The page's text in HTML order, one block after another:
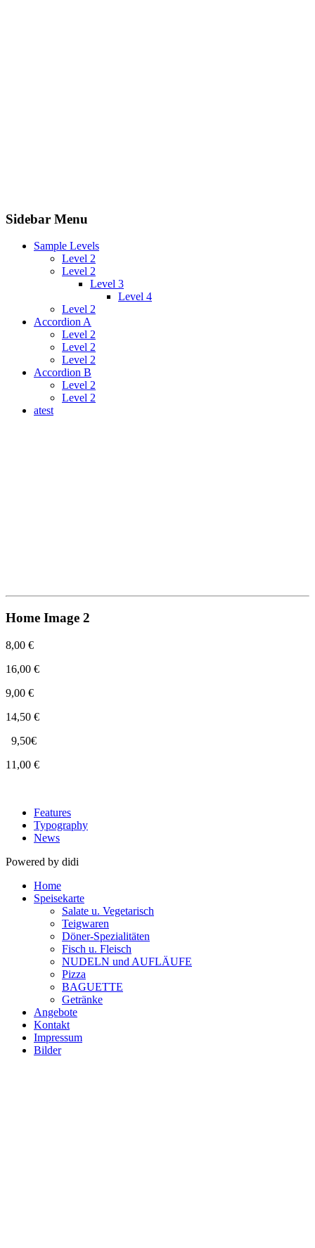
Sidebar Menu
Sample Levels
Level 2
Level 2
Level 3
Level 4
Level 2
Accordion A
Level 2
Level 2
Level 2
Accordion B
Level 2
Level 2
atest
Home Image 2
8,00 €
16,00 €
9,00 €
14,50 €
9,50€
11,00 €
Features
Typography
News
Powered by didi
Home
Speisekarte
Salate u. Vegetarisch
Teigwaren
Döner-Spezialitäten
Fisch u. Fleisch
NUDELN und AUFLÄUFE
Pizza
BAGUETTE
Getränke
Angebote
Kontakt
Impressum
Bilder